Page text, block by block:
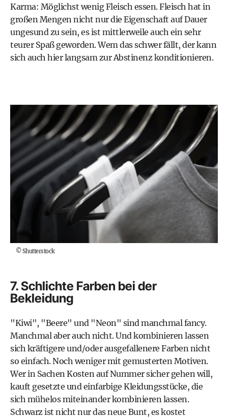
Karma: Möglichst wenig Fleisch essen. Fleisch hat in
großen Mengen nicht nur die Eigenschaft auf Dauer
ungesund zu sein, es ist mittlerweile auch ein sehr
teurer Spaß geworden. Wem das schwer fällt, der kann
sich auch hier langsam zur Abstinenz konditionieren.
©Shutterstock
7. Schlichte Farben bei der
Bekleidung
"Kiwi", "Beere" und "Neon" sind manchmal fancy.
Manchmal aber auch nicht. Und kombinieren lassen
sich kräftigere und/oder ausgefallenere Farben nicht
so einfach. Noch weniger mit gemusterten Motiven.
Wer in Sachen Kosten auf Nummer sicher gehen will,
kauft gesetzte und einfarbige Kleidungsstücke, die
sich mühelos miteinander kombinieren lassen.
Schwarz ist nicht nur das neue Bunt, es kostet